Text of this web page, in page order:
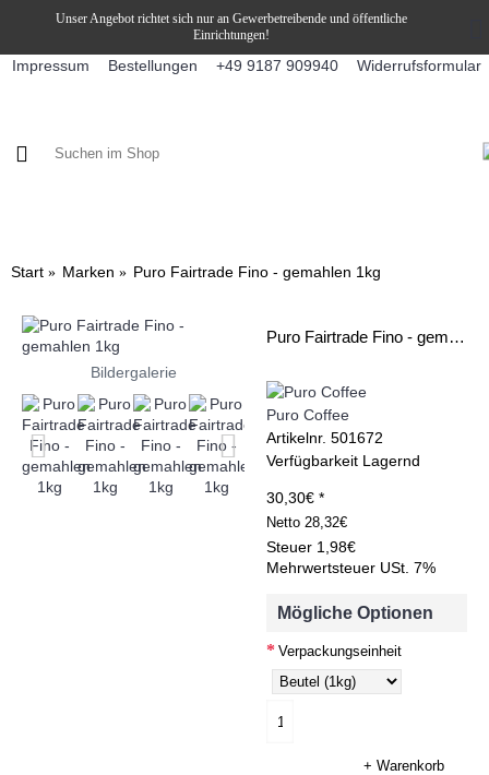
Unser Angebot richtet sich nur an Gewerbetreibende und öffentliche
Einrichtungen!
Impressum Bestellungen +49 9187 909940 Widerrufsformular
Start Marken Puro Fairtrade Fino - gemahlen 1kg
Bildergalerie
Puro Fairtrade Fino - gemahlen 1kg
Puro Coffee
Artikelnr. 501672
Verfügbarkeit Lagernd
30,30€ *
Netto 28,32€
Steuer 1,98€
Mehrwertsteuer USt. 7%
Mögliche Optionen
Verpackungseinheit
+ Warenkorb